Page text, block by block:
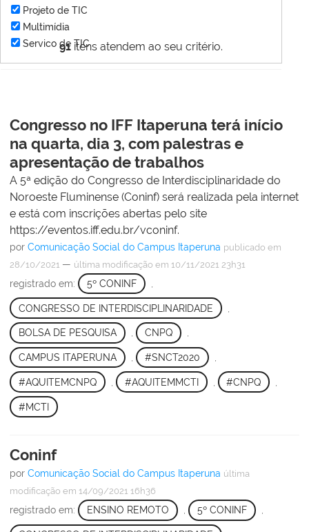
91 itens atendem ao seu critério.
Projeto de TIC
Multimídia
Servico de TIC
Congresso no IFF Itaperuna terá início
na quarta, dia 3, com palestras e
apresentação de trabalhos
A 5ª edição do Congresso de Interdisciplinaridade do
Noroeste Fluminense (Coninf) será realizada pela internet
e está com inscrições abertas pelo site
https://eventos.iff.edu.br/vconinf.
por Comunicação Social do Campus Itaperuna publicado em
28/10/2021 — última modificação em 10/11/2021 23h31
registrado em: 5º CONINF
CONGRESSO DE INTERDISCIPLINARIDADE
BOLSA DE PESQUISA , CNPQ ,
CAMPUS ITAPERUNA #SNCT2020
#AQUITEMCNPQ #AQUITEMMCTI #CNPQ
#MCTI
Coninf
por Comunicação Social do Campus Itaperuna última
modificação em 14/09/2021 16h36
registrado em: ENSINO REMOTO , 5º CONINF ,